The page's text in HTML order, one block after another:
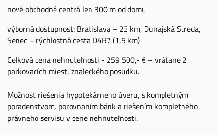
nové obchodné centrá len 300 m od domu
výborná dostupnosť: Bratislava – 23 km, Dunajská Streda,
Senec – rýchlostná cesta D4R7 (1,5 km)
Celková cena nehnuteľnosti - 259 500,- € – vrátane 2
parkovacích miest, znaleckého posudku.
Možnosť riešenia hypotekárneho úveru, s kompletným
poradenstvom, porovnaním bánk a riešením kompletného
právneho servisu v cene nehnuteľnosti.